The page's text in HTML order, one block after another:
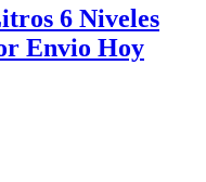
6 Niveles
Envio Hoy